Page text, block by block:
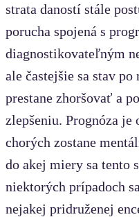
strata daností stále
porucha spojená s
diagnostikovateľným
ale častejšie sa stav
prestane zhoršovať a
zlepšeniu. Prognóza
chorých zostane
do akej miery sa tento
niektorých prípadoch
nejakej pridruženej